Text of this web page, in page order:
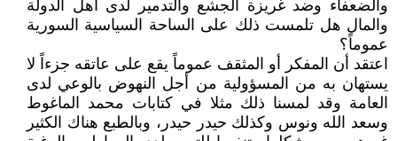
والضعفاء وضد غريزة الجشع والتدمير لدى أهل الدولة
والمال هل تلمست ذلك على الساحة السياسية السورية
عموماً؟
اعتقد أن المفكر أو المثقف عموماً يقع على عاتقه جزءاً لا
يستهان به من المسؤولية من أجل النهوض بالوعي لدى
العامة وقد لمسنا ذلك مثلا في كتابات محمد الماغوط
وسعد الله ونوس وكذلك حيدر حيدر، وبالطبع هناك الكثير